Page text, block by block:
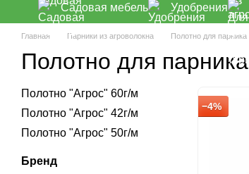
Садовая мебель Удобрения
Главная Парники из агроволокна Полотно для парника
Полотно для парника
−4%
Полотно "Aгрос" 60г/м
Полотно "Aгрос" 42г/м
Полотно "Aгрос" 50г/м
Бренд